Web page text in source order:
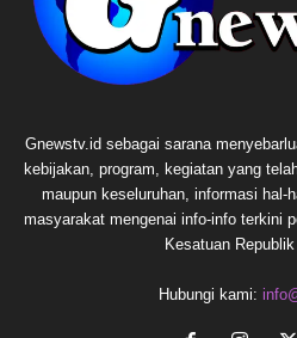
Gnewstv.id sebagai sarana
kebijakan, program, kegiatan yang
maupun keseluruhan, informasi hal-
masyarakat mengenai info-info terkini
Kesatuan Republik
Hubungi kami: